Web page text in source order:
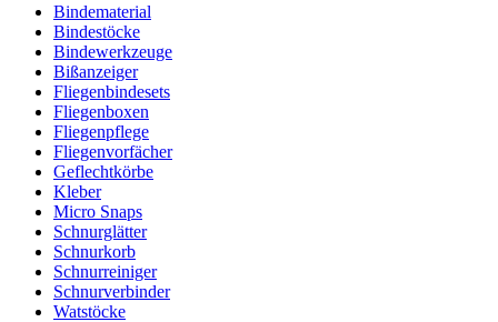
Bindematerial
Bindestöcke
Bindewerkzeuge
Bißanzeiger
Fliegenbindesets
Fliegenboxen
Fliegenpflege
Fliegenvorfächer
Geflechtkörbe
Kleber
Micro Snaps
Schnurglätter
Schnurkorb
Schnurreiniger
Schnurverbinder
Watstöcke